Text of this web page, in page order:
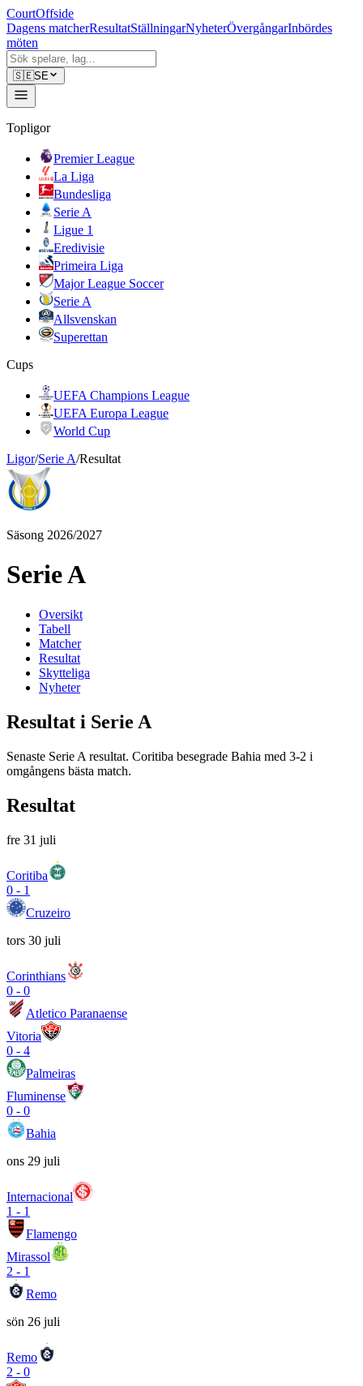
CourtOffside
Dagens matcherResultatStällningarNyheterÖvergångarInbördes
möten
🇸🇪SE
Topligor
Premier League
La Liga
Bundesliga
Serie A
Ligue 1
Eredivisie
Primeira Liga
Major League Soccer
Serie A
Allsvenskan
Superettan
Cups
UEFA Champions League
UEFA Europa League
World Cup
Ligor/Serie A/Resultat
Säsong 2026/2027
Serie A
Oversikt
Tabell
Matcher
Resultat
Skytteliga
Nyheter
Resultat i Serie A
Senaste Serie A resultat. Coritiba besegrade Bahia med 3-2 i
omgångens bästa match.
Resultat
fre 31 juli
Coritiba
0 - 1
Cruzeiro
tors 30 juli
Corinthians
0 - 0
Atletico Paranaense
Vitoria
0 - 4
Palmeiras
Fluminense
0 - 0
Bahia
ons 29 juli
Internacional
1 - 1
Flamengo
Mirassol
2 - 1
Remo
sön 26 juli
Remo
2 - 0